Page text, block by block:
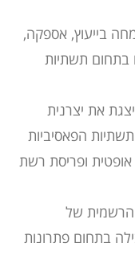
בייעוץ, אספקה,
בתחום תשתיות
משנת 1999 ומייצגת את יצרנית
הפאסיביות
ופריסת רשת
הרשמית של
בתחום פתרונות